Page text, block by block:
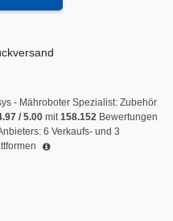
- Mähroboter Spezialist: Zubehör
/ 5.00mit158.152 Bewertungen
6 Verkaufs- und 3